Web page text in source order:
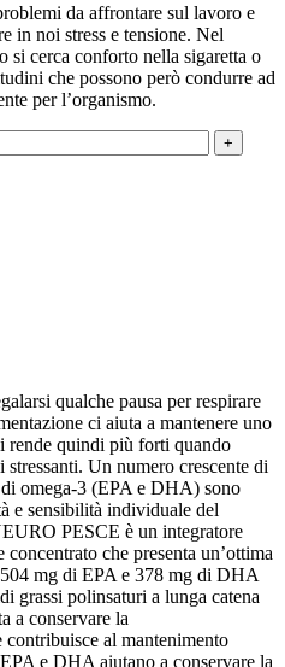
da affrontare sul lavoro e
in noi stress e tensione. Nel
si cerca conforto nella sigaretta o
che possono però condurre ad
per l’organismo.
qualche pausa per respirare
ci aiuta a mantenere uno
rende quindi più forti quando
Un numero crescente di
omega-3 (EPA e DHA) sono
e sensibilità individuale del
PESCE è un integratore
che presenta un’ottima
mg di EPA e 378 mg di DHA
grassi polinsaturi a lunga catena
a conservare la
contribuisce al mantenimento
e DHA aiutano a conservare la